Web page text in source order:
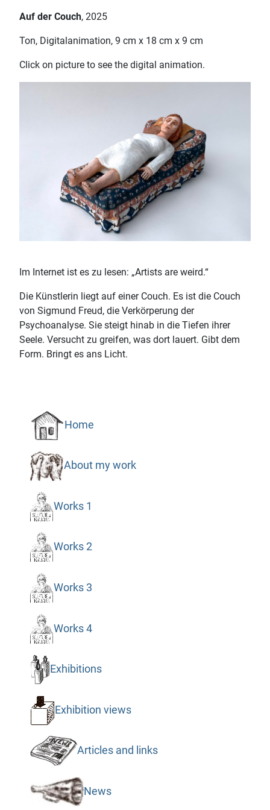
Auf der Couch, 2025
Ton, Digitalanimation, 9 cm x 18 cm x 9 cm
Click on picture to see the digital animation.
Im Internet ist es zu lesen: „Artists are weird.“
Die Künstlerin liegt auf einer Couch. Es ist die Couch
von Sigmund Freud, die Verkörperung der
Psychoanalyse. Sie steigt hinab in die Tiefen ihrer
Seele. Versucht zu greifen, was dort lauert. Gibt dem
Form. Bringt es ans Licht.
Home
About my work
Works 1
Works 2
Works 3
Works 4
Exhibitions
Exhibition views
Articles and links
News